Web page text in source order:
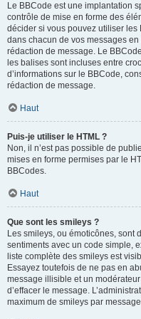
Le BBCode est une implantation
contrôle de mise en forme des
décider si vous pouvez utiliser
dans chacun de vos messages
rédaction de message. Le
les balises sont incluses entre
d’informations sur le BBCode,
rédaction de message.
Haut
Puis-je utiliser le HTML ?
Non, il n’est pas possible de
mises en forme permises par le
BBCodes.
Haut
Que sont les smileys ?
Les smileys, ou émoticônes, sont
sentiments avec un code simple,
liste complète des smileys est
Essayez toutefois de ne pas en
message illisible et un
d’effacer le message.
maximum de smileys par